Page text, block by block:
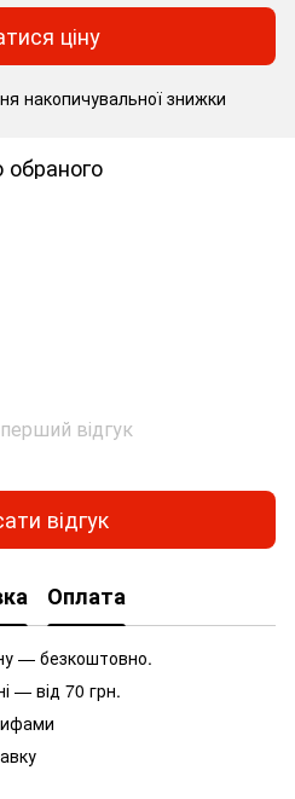
ціну
накопичувальної знижки
обраного
відгук
відгук
Оплата
— безкоштовно.
— від 70 грн.